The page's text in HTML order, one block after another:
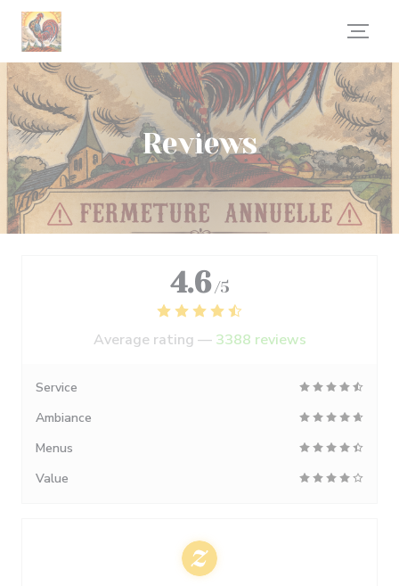
Personalizing your cookie choices
Reviews
4.6 /5
Average rating — 3388 reviews
Service
Ambiance
Menus
Value